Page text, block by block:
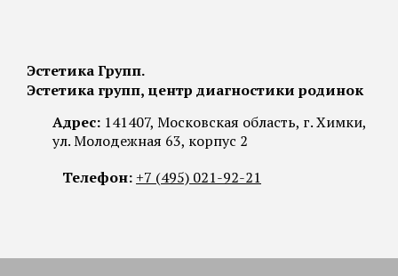
Эстетика Групп.
Эстетика групп, центр диагностики родинок
Адрес:141407, Московская область, г. Химки,
ул. Молодежная 63, корпус 2
Телефон: +7 (495) 021-92-21